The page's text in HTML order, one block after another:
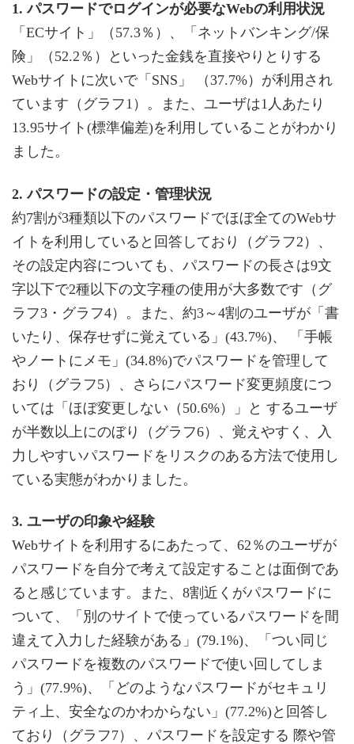
1. パスワードでログインが必要なWebの利用状況
「ECサイト」（57.3％）、「ネットバンキング/保
険」（52.2％）といった金銭を直接やりとりする
Webサイトに次いで「SNS」 （37.7%）が利用され
ています（グラフ1）。また、ユーザは1人あたり
13.95サイト(標準偏差)を利用していることがわかり
ました。
2. パスワードの設定・管理状況
約7割が3種類以下のパスワードでほぼ全てのWebサ
イトを利用していると回答しており（グラフ2）、
その設定内容についても、パスワードの長さは9文
字以下で2種以下の文字種の使用が大多数です（グ
ラフ3・グラフ4）。また、約3～4割のユーザが「書
いたり、保存せずに覚えている」(43.7%)、 「手帳
やノートにメモ」(34.8%)でパスワードを管理して
おり（グラフ5）、さらにパスワード変更頻度につ
いては「ほぼ変更しない（50.6%）」と するユーザ
が半数以上にのぼり（グラフ6）、覚えやすく、入
力しやすいパスワードをリスクのある方法で使用し
ている実態がわかりました。
3. ユーザの印象や経験
Webサイトを利用するにあたって、62％のユーザが
パスワードを自分で考えて設定することは面倒であ
ると感じています。また、8割近くがパスワードに
ついて、「別のサイトで使っているパスワードを間
違えて入力した経験がある」(79.1%)、「つい同じ
パスワードを複数のパスワードで使い回してしま
う」(77.9%)、「どのようなパスワードがセキュリ
ティ上、安全なのかわからない」(77.2%)と回答し
ており（グラフ7）、パスワードを設定する 際や管